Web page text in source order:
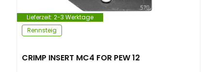
Lieferzeit: 2-3 Werktage
Rennsteig
CRIMP INSERT MC4 FOR PEW 12